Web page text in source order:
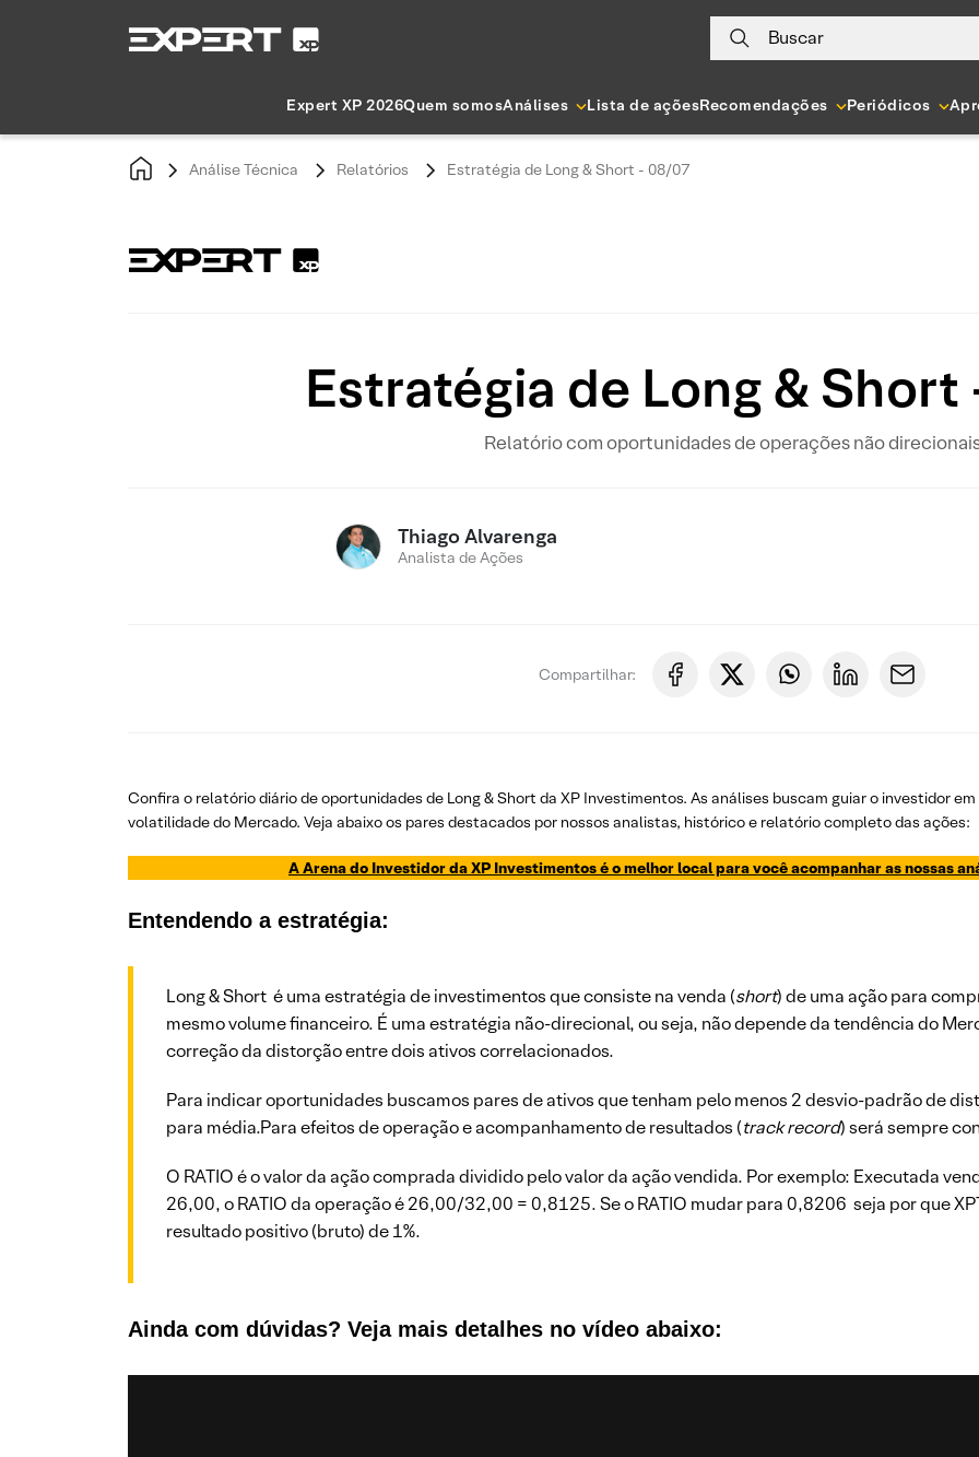
Buscar
Expert XP 2026Quem somosAnálises Lista de açõesRecomendações Periódicos
Análise Técnica Relatórios Estratégia de Long & Short - 08/07
Estratégia de Long &
Relatório com oportunidades de operações não
Thiago Alvarenga
Analista de Ações
Compartilhar:
Confira o relatório diário de oportunidades de Long & Short da XP Investimentos. As análises buscam guiar o investidor
volatilidade do Mercado. Veja abaixo os pares destacados por nossos analistas, histórico e relatório completo das ações:
A Arena do Investidor da XP Investimentos é o melhor local para você acompanhar as nossas
Entendendo a estratégia:
Long & Short é uma estratégia de investimentos que consiste na venda (short) de uma ação para
mesmo volume financeiro. É uma estratégia não-direcional, ou seja, não depende da tendência do
correção da distorção entre dois ativos correlacionados.
Para indicar oportunidades buscamos pares de ativos que tenham pelo menos 2 desvio-padrão de
para média.Para efeitos de operação e acompanhamento de resultados (track record) será sempre
O RATIO é o valor da ação comprada dividido pelo valor da ação vendida. Por exemplo: Executada
26,00, o RATIO da operação é 26,00/32,00 = 0,8125. Se o RATIO mudar para 0,8206 seja por que
resultado positivo (bruto) de 1%.
Ainda com dúvidas? Veja mais detalhes no vídeo abaixo: